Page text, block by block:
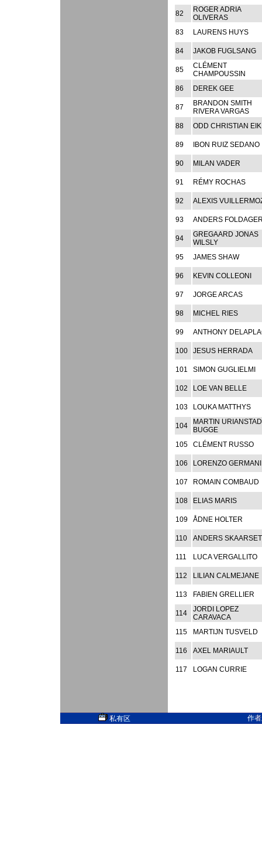
82
ROGER ADRIA
OLIVERAS
83
LAURENS HUYS
84 JAKOB FUGLSANG
85
CLÉMENT
CHAMPOUSSIN
86
DEREK GEE
87
BRANDON SMITH
RIVERA VARGAS
88
ODD CHRISTIAN
89 IBON RUIZ SEDANO
90 MILAN VADER
91 RÉMY ROCHAS
92 ALEXIS
93 ANDERS
94
GREGAARD JONAS
WILSLY
95
JAMES SHAW
96 KEVIN COLLEONI
97 JORGE ARCAS
98 MICHEL RIES
99 ANTHONY
100 JESUS HERRADA
101 SIMON GUGLIELMI
102 LOE VAN BELLE
103 LOUKA MATTHYS
104
MARTIN URIANSTAD
BUGGE
105
CLÉMENT RUSSO
106 LORENZO GERMANI
107 ROMAIN COMBAUD
108 ELIAS MARIS
109 ÅDNE HOLTER
110 ANDERS
111 LUCA VERGALLITO
112 LILIAN CALMEJANE
113 FABIEN GRELLIER
114
JORDI LOPEZ
CARAVACA
115
MARTIJN TUSVELD
116 AXEL MARIAULT
117 LOGAN CURRIE
私有区 作